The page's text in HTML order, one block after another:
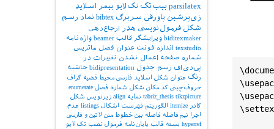
\
\
\
\
parsilatex بیب‌تک تک‌لایو بیمر اسلاید
زی‌پرشین پاورقی سربرگ bibtex نماد رسم
شکل فرمول‌نویسی هدر
ارجاع‌دهی
biditexmaker ویرایشگر قالب beamer واژه‌نامه
texstudio اندازه فونت عنوان فصل ماتریس
شماره صفحه اعمال نشدن تغییرات در
پی‌دی‌اف رسم جدول bidipresentation حاشیه
رنگ عنوان شکل اسلاید فارسی محیط قضیه گراف
حروف‌چینی کد مکان شکل شماره فصل enumerate
tabriz_thesis tikzpicture نمایه align زیرنویس شکل
کادر
itemize الگوریتم فهرست اشکال listings عدم
اجرا
نیم‌فاصله فاصله بین خطوط متن لاتین و فارسی
hyperref بسته قالب پایان‌نامه فرمول نصب تک‌لایو